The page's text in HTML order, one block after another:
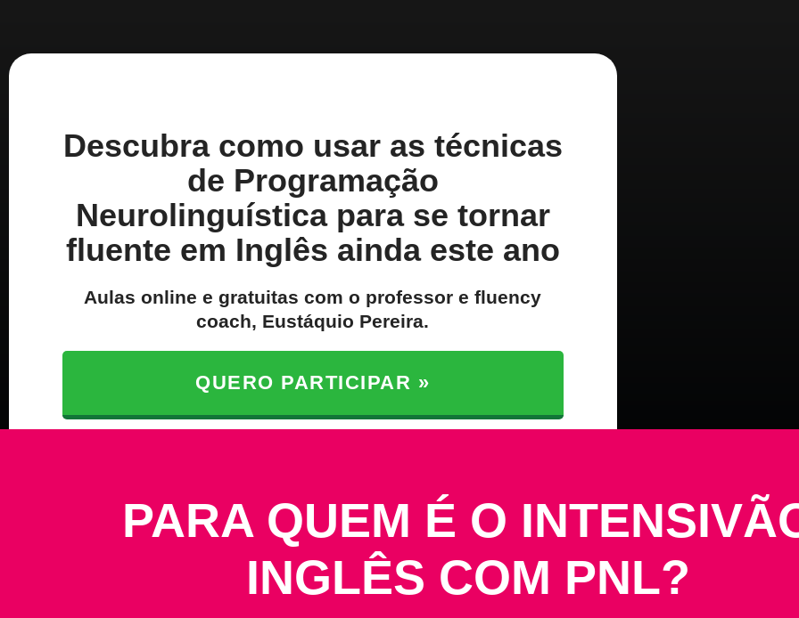
Descubracomo usar as técnicas
de Programação
Neurolinguística para se tornar
fluente em Inglês ainda este ano
Aulas online e gratuitas com o professor e fluency
coach, Eustáquio Pereira.
QUERO PARTICIPAR »
PARA QUEM É O
INGLÊS COM PNL?